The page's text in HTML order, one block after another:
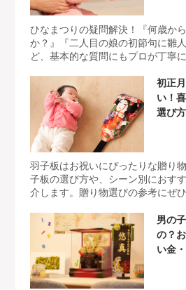
ひなまつりの疑問解決！『何歳か
か？』『二人目の娘の初節句に雛
ど、基本的な質問にもプロが丁寧
初正
い！
選び方
羽子板はお祝いにぴったりな贈り
子板の選び方や、シーン別におす
介します。贈り物選びの参考にぜ
男の
の？
い金